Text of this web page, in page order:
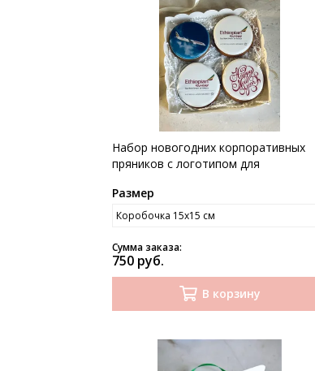
Набор новогодних корпоративных
пряников с логотипом для
Размер
Сумма заказа:
750 руб.
В корзину